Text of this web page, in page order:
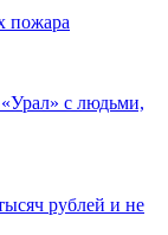
пожара
с людьми,
рублей и не